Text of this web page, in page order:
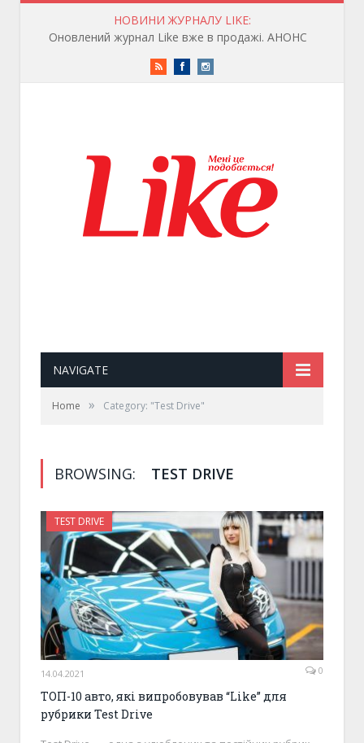
НОВИНИ ЖУРНАЛУ LIKE:
Оновлений журнал Like вже в продажі. АНОНС
RSS FacebookInstagram
NAVIGATE
Home » Category: "Test Drive"
BROWSING: TEST DRIVE
TEST DRIVE
14.04.2021 0
ТОП-10 авто, які випробовував “Like” для
рубрики Test Drive